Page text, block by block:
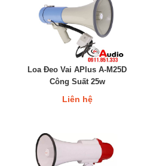
Loa Đeo Vai APlus A-M25D
Công Suất 25w
Liên hệ